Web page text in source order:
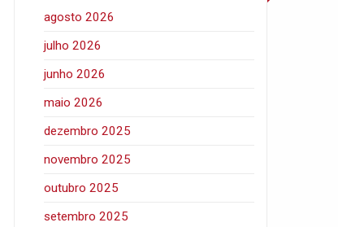
agosto 2026
julho 2026
junho 2026
maio 2026
dezembro 2025
novembro 2025
outubro 2025
setembro 2025